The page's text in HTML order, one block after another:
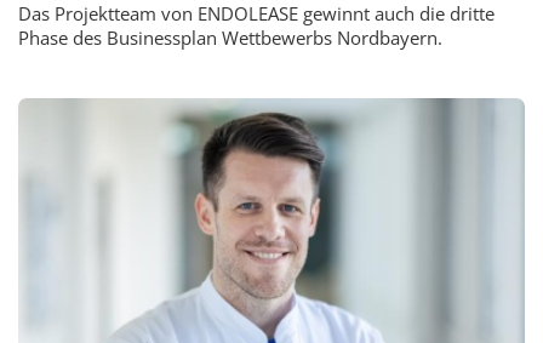
Das Projektteam von ENDOLEASE gewinnt auch die dritte
Phase des Businessplan Wettbewerbs Nordbayern.